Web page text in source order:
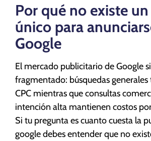
Por qué no existe
único para
Google
El mercado publicitario de Google
fragmentado: búsquedas
CPC mientras que consultas
intención alta mantienen costos
Si tu pregunta es cuanto cuesta la
google debes entender que no